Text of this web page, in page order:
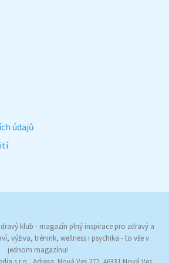
údajů
klub - magazín plný inspirace pro zdravý a
výživa, trénink, wellness i psychika - to vše v
jednom magazínu!